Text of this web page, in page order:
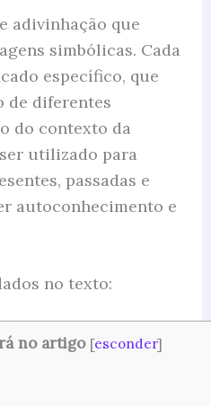
adivinhação que
simbólicas. Cada
específico, que
de diferentes
do contexto da
utilizado para
passadas e
autoconhecimento e
no texto:
no artigo [esconder]